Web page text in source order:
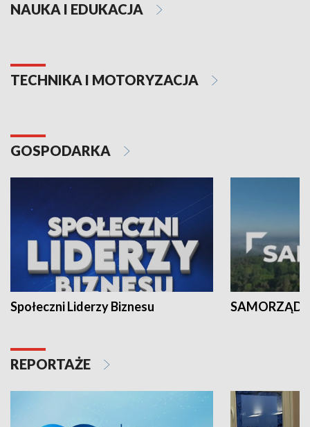
NAUKA I EDUKACJA
TECHNIKA I MOTORYZACJA
GOSPODARKA
Społeczni Liderzy Biznesu SAMORZĄD
REPORTAŻE